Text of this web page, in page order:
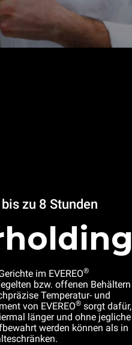
zu 8 Stunden
im EVEREO®
bzw. offenen Behältern
Temperatur- und
von EVEREO® sorgt dafür,
länger und ohne jegliche
werden können als in